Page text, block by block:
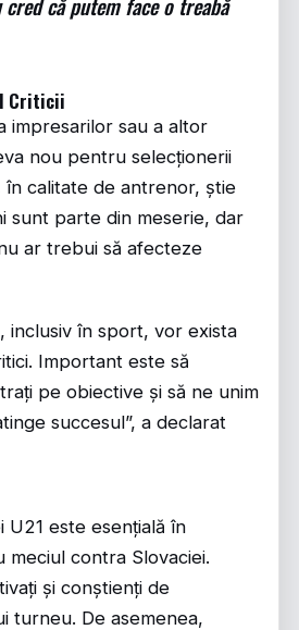
Criticii
impresarilor sau a altor
nou pentru selecționerii
în calitate de antrenor, știe
sunt parte din meserie, dar
ar trebui să afecteze
inclusiv în sport, vor exista
Important este să
pe obiective și să ne unim
succesul”, a declarat
U21 este esențială în
contra Slovaciei.
și conștienți de
turneu. De asemenea,